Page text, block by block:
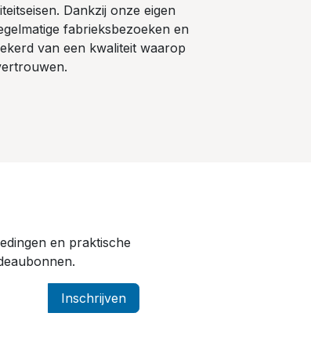
Dankzij onze eigen
fabrieksbezoeken en
van een kwaliteit waarop
en praktische
Inschrijven